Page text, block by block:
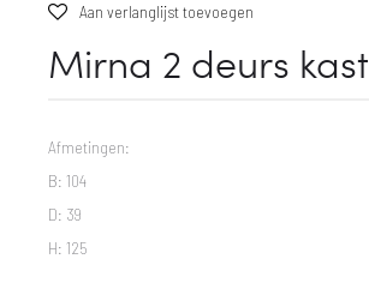
Aan verlanglijst toevoegen
Mirna 2 deurs kast
Afmetingen:
B: 104
D: 39
H: 125